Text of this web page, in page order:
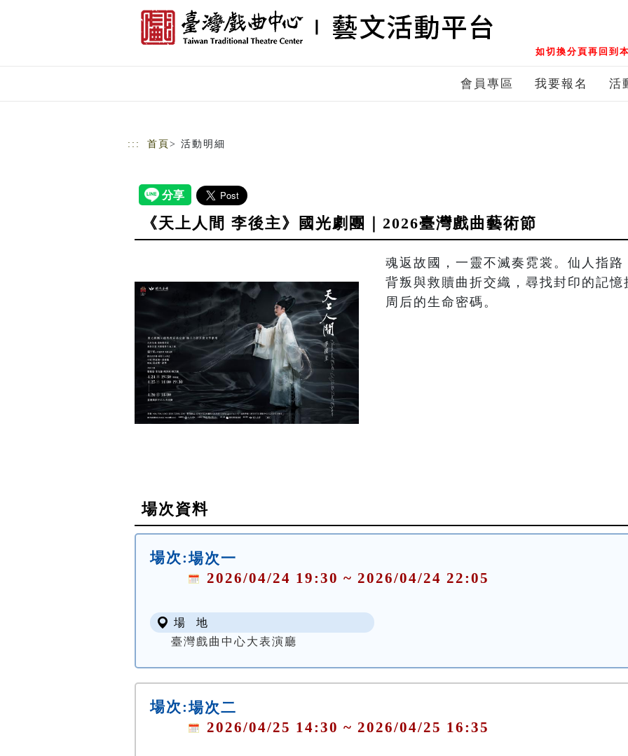
如切換分頁再回到
會員專區 我要報名 活
::: 首頁 > 活動明細
《天上人間 李後主》國光劇團｜2026臺灣戲曲藝術節
魂返故國，一靈不滅奏霓裳。仙人指
背叛與救贖曲折交織，尋找封印的記
周后的生命密碼。
場次資料
場次:場次一
2026/04/24 19:30 ~ 2026/04/24 22:05
場 地
臺灣戲曲中心大表演廳
場次:場次二
2026/04/25 14:30 ~ 2026/04/25 16:35